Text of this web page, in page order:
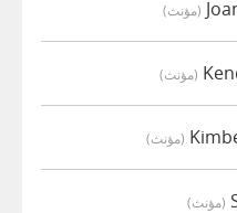
(مؤنث)
(مؤنث)
(مؤنث)
(مؤنث)